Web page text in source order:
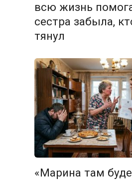
всю жизнь
сестра забыла,
тянул
«Марина там